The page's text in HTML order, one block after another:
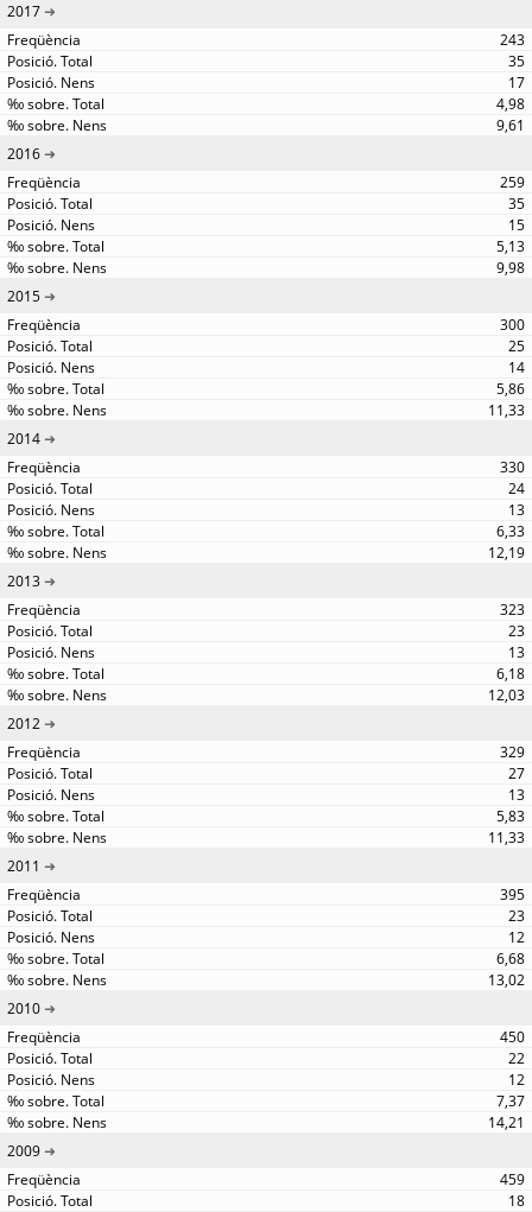
2017
243
35
17
4,98
9,61
2016
259
35
15
5,13
9,98
2015
300
25
14
5,86
11,33
2014
330
24
13
6,33
12,19
2013
323
23
13
6,18
12,03
2012
329
27
13
5,83
11,33
2011
395
23
12
6,68
13,02
2010
450
22
12
7,37
14,21
2009
459
18